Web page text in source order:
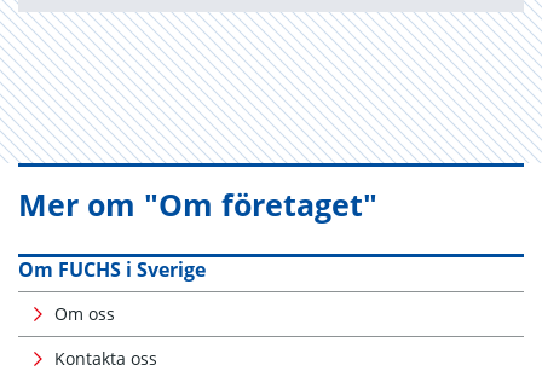
Mer om "Om företaget"
Om FUCHS i Sverige
Om oss
Kontakta oss